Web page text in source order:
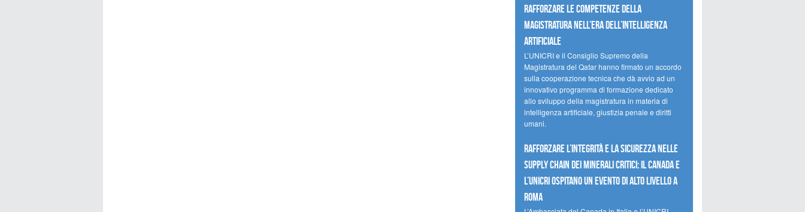
rafforzare le competenze della
magistratura nell’era dell’intelligenza
artificiale
L’UNICRI e il Consiglio Supremo della
Magistratura del Qatar hanno firmato un accordo
sulla cooperazione tecnica che dà avvio ad un
innovativo programma di formazione dedicato
allo sviluppo della magistratura in materia di
intelligenza artificiale, giustizia penale e diritti
umani.
Rafforzare l’integrità e la sicurezza nelle
supply chain dei minerali critici: il Canada e
l’UNICRI ospitano un evento di alto livello a
Roma